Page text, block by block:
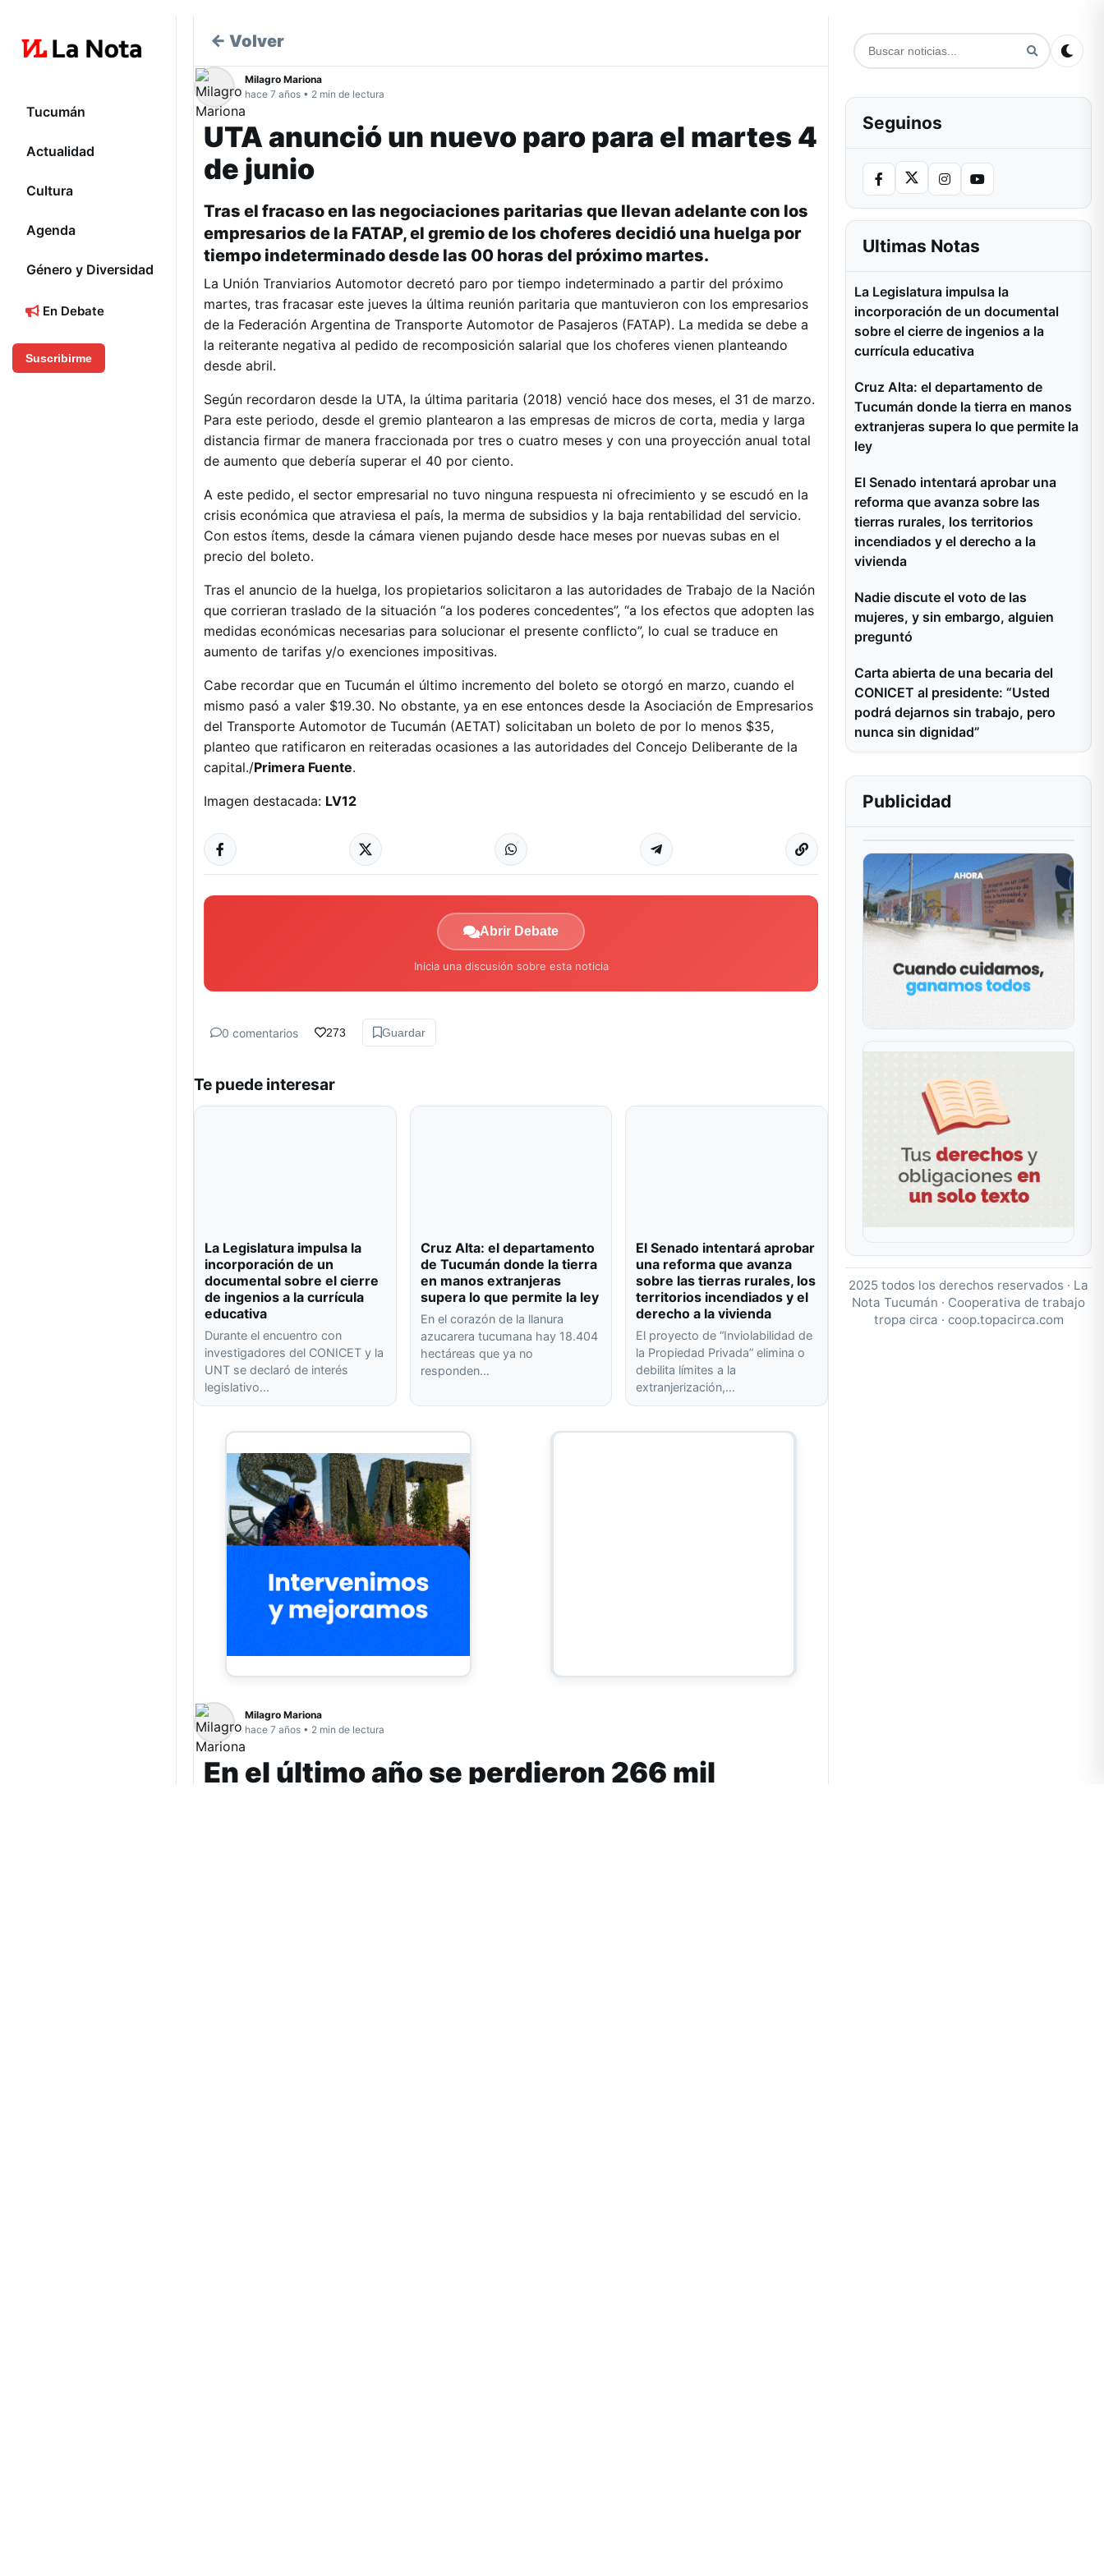
Tucumán
Actualidad
Cultura
Agenda
Género y Diversidad
En Debate
Suscribirme
← Volver
Milagro Mariona
hace 7 años • 2 min de lectura
UTA anunció un nuevo paro para el martes 4
de junio
Tras el fracaso en las negociaciones paritarias que llevan adelante con los
empresarios de la FATAP, el gremio de los choferes decidió una huelga por
tiempo indeterminado desde las 00 horas del próximo martes.
La Unión Tranviarios Automotor decretó paro por tiempo indeterminado a partir del próximo
martes, tras fracasar este jueves la última reunión paritaria que mantuvieron con los empresarios
de la Federación Argentina de Transporte Automotor de Pasajeros (FATAP). La medida se debe a
la reiterante negativa al pedido de recomposición salarial que los choferes vienen planteando
desde abril.
Según recordaron desde la UTA, la última paritaria (2018) venció hace dos meses, el 31 de marzo.
Para este periodo, desde el gremio plantearon a las empresas de micros de corta, media y larga
distancia firmar de manera fraccionada por tres o cuatro meses y con una proyección anual total
de aumento que debería superar el 40 por ciento.
A este pedido, el sector empresarial no tuvo ninguna respuesta ni ofrecimiento y se escudó en la
crisis económica que atraviesa el país, la merma de subsidios y la baja rentabilidad del servicio.
Con estos ítems, desde la cámara vienen pujando desde hace meses por nuevas subas en el
precio del boleto.
Tras el anuncio de la huelga, los propietarios solicitaron a las autoridades de Trabajo de la Nación
que corrieran traslado de la situación “a los poderes concedentes”, “a los efectos que adopten las
medidas económicas necesarias para solucionar el presente conflicto”, lo cual se traduce en
aumento de tarifas y/o exenciones impositivas.
Cabe recordar que en Tucumán el último incremento del boleto se otorgó en marzo, cuando el
mismo pasó a valer $19.30. No obstante, ya en ese entonces desde la Asociación de Empresarios
del Transporte Automotor de Tucumán (AETAT) solicitaban un boleto de por lo menos $35,
planteo que ratificaron en reiteradas ocasiones a las autoridades del Concejo Deliberante de la
capital./Primera Fuente.
Imagen destacada: LV12
Abrir Debate
Inicia una discusión sobre esta noticia
0 comentarios 273 Guardar
Te puede interesar
La Legislatura impulsa la
incorporación de un
documental sobre el cierre
de ingenios a la currícula
educativa
Durante el encuentro con
investigadores del CONICET y la
UNT se declaró de interés
legislativo…
Cruz Alta: el departamento
de Tucumán donde la tierra
en manos extranjeras
supera lo que permite la ley
En el corazón de la llanura
azucarera tucumana hay 18.404
hectáreas que ya no
responden…
El Senado intentará aprobar
una reforma que avanza
sobre las tierras rurales, los
territorios incendiados y el
derecho a la vivienda
El proyecto de “Inviolabilidad de
la Propiedad Privada” elimina o
debilita límites a la
extranjerización,…
Milagro Mariona
hace 7 años • 2 min de lectura
En el último año se perdieron 266 mil
Seguinos
Ultimas Notas
La Legislatura impulsa la
incorporación de un documental
sobre el cierre de ingenios a la
currícula educativa
Cruz Alta: el departamento de
Tucumán donde la tierra en manos
extranjeras supera lo que permite la
ley
El Senado intentará aprobar una
reforma que avanza sobre las
tierras rurales, los territorios
incendiados y el derecho a la
vivienda
Nadie discute el voto de las
mujeres, y sin embargo, alguien
preguntó
Carta abierta de una becaria del
CONICET al presidente: “Usted
podrá dejarnos sin trabajo, pero
nunca sin dignidad”
Publicidad
2025 todos los derechos reservados · La
Nota Tucumán · Cooperativa de trabajo
tropa circa · coop.topacirca.com